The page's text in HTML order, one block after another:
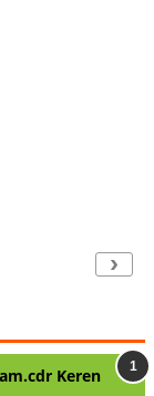
›
Keren